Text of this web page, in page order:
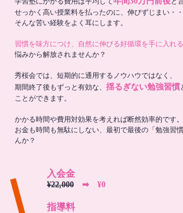
せっかく高い授業料を払ったのに、伸びずじまい・・
そんな苦い経験をよく耳にします。
習慣を味方につけ、自然に伸びる好循環を手に入れる
悩みから解放されませんか？
秀桜会では、短期的に通用するノウハウではなく、
期間終了後もずっと有効な、 揺るぎない勉強習慣
ことができます。
かかる時間や費用対効果を考えれば断然効率的です。
お金も時間も無駄にしない、最初で最後の「勉強習
んか？
入会金
¥22,000 ➡︎ ¥0
指導料